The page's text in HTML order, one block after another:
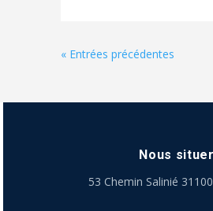
« Entrées précédentes
Nous situer
53 Chemin Salinié